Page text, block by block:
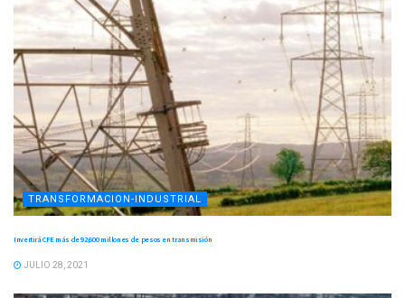
TRANSFORMACION-INDUSTRIAL
Invertirá CFE más de 92,600 millones de pesos en transmisión
JULIO 28, 2021